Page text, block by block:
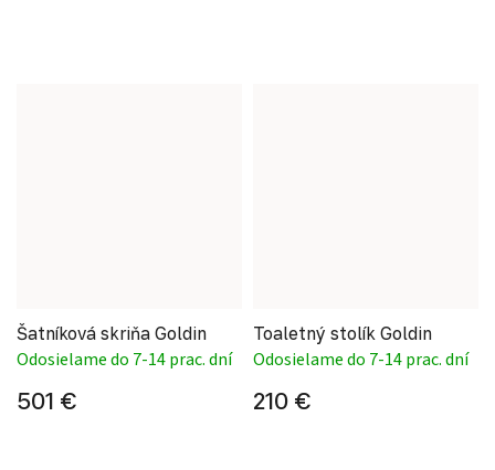
Šatníková skriňa Goldin
Odosielame do 7-14 prac. dní
501 €
Toaletný stolík Goldin
Odosielame do 7-14 prac. dní
210 €